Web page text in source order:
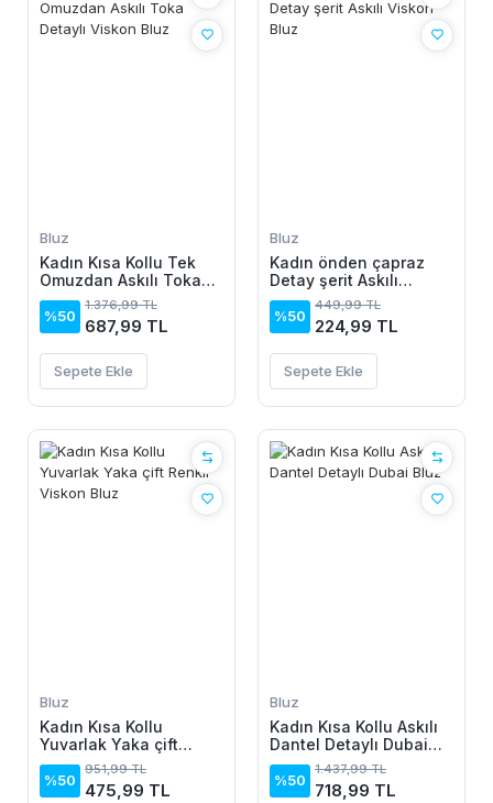
Bluz
Kadın Kısa Kollu Tek
Omuzdan Askılı Toka
Detaylı Viskon Bluz
%50
1.376,99 TL
687,99 TL
Sepete Ekle
Bluz
Kadın önden çapraz
Detay şerit Askılı
Viskon Bluz
%50
449,99 TL
224,99 TL
Sepete Ekle
Bluz
Kadın Kısa Kollu
Yuvarlak Yaka çift
Renkli Viskon Bluz
%50
951,99 TL
475,99 TL
Bluz
Kadın Kısa Kollu Askılı
Dantel Detaylı Dubai
Bluz
%50
1.437,99 TL
718,99 TL